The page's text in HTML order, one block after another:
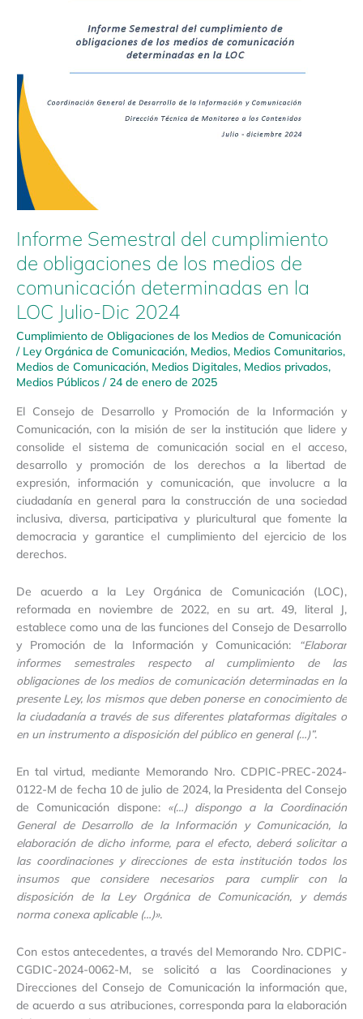
Informe Semestral del cumplimiento
de obligaciones de los medios de
comunicación determinadas en la
LOC Julio-Dic 2024
Cumplimiento de Obligaciones de los Medios de Comunicación
/ Ley Orgánica de Comunicación, Medios, Medios Comunitarios,
Medios de Comunicación, Medios Digitales, Medios privados,
Medios Públicos / 24 de enero de 2025
El Consejo de Desarrollo y Promoción de la Información y
Comunicación, con la misión de ser la institución que lidere y
consolide el sistema de comunicación social en el acceso,
desarrollo y promoción de los derechos a la libertad de
expresión, información y comunicación, que involucre a la
ciudadanía en general para la construcción de una sociedad
inclusiva, diversa, participativa y pluricultural que fomente la
democracia y garantice el cumplimiento del ejercicio de los
derechos.
De acuerdo a la Ley Orgánica de Comunicación (LOC),
reformada en noviembre de 2022, en su art. 49, literal J,
establece como una de las funciones del Consejo de Desarrollo
y Promoción de la Información y Comunicación:
“Elaborar
informes semestrales respecto al cumplimiento de las
obligaciones de los medios de comunicación determinadas en la
presente Ley, los mismos que deben ponerse en conocimiento de
la ciudadanía a través de sus diferentes plataformas digitales o
en un instrumento a disposición del público en general (…)”.
En tal virtud, mediante Memorando Nro. CDPIC-PREC-2024-
0122-M de fecha 10 de julio de 2024, la Presidenta del Consejo
de Comunicación dispone: «(…) dispongo a la Coordinación
General de Desarrollo de la Información y Comunicación, la
elaboración de dicho informe, para el efecto, deberá solicitar a
las coordinaciones y direcciones de esta institución todos los
insumos que considere necesarios para cumplir con la
disposición de la Ley Orgánica de Comunicación, y demás
norma conexa aplicable (…)».
Con estos antecedentes, a través del Memorando Nro. CDPIC-
CGDIC-2024-0062-M, se solicitó a las Coordinaciones y
Direcciones del Consejo de Comunicación la información que,
de acuerdo a sus atribuciones, corresponda para la elaboración
Dic
2024